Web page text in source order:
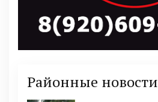
Районные новости